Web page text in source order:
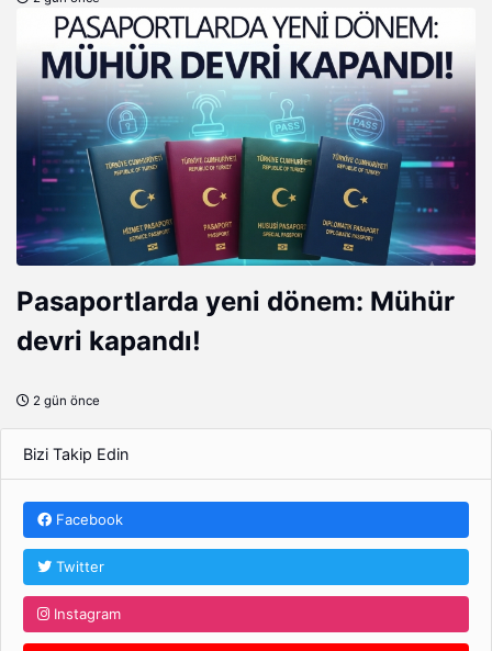
Pasaportlarda yeni dönem: Mühür
devri kapandı!
2 gün önce
Bizi Takip Edin
Facebook
Twitter
Instagram